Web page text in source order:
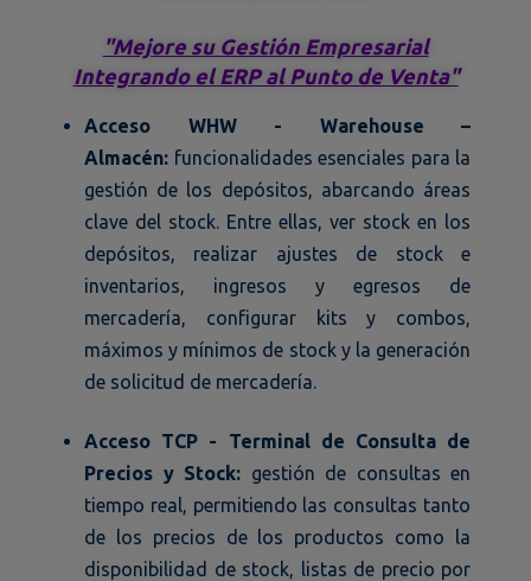
"Mejore su Gestión Empresarial
Integrando el ERP al Punto de Venta"
Acceso WHW - Warehouse –
Almacén: funcionalidades esenciales para la
gestión de los depósitos, abarcando áreas
clave del stock. Entre ellas, ver stock en los
depósitos, realizar ajustes de stock e
inventarios, ingresos y egresos de
mercadería, configurar kits y combos,
máximos y mínimos de stock y la generación
de solicitud de mercadería.
Acceso TCP - Terminal de Consulta de
Precios y Stock: gestión de consultas en
tiempo real, permitiendo las consultas tanto
de los precios de los productos como la
disponibilidad de stock, listas de precio por